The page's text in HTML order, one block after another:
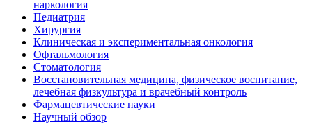
наркология
Педиатрия
Хирургия
Клиническая и экспериментальная онкология
Офтальмология
Стоматология
Восстановительная медицина, физическое воспитание,
лечебная физкультура и врачебный контроль
Фармацевтические науки
Научный обзор